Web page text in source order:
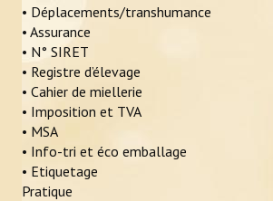
ACTUALITÉS
LIENS
CONTACT
• Déplacements/transhumance
• Assurance
• N° SIRET
• Registre d’élevage
• Cahier de miellerie
• Imposition et TVA
• MSA
• Info-tri et éco emballage
• Etiquetage
Pratique